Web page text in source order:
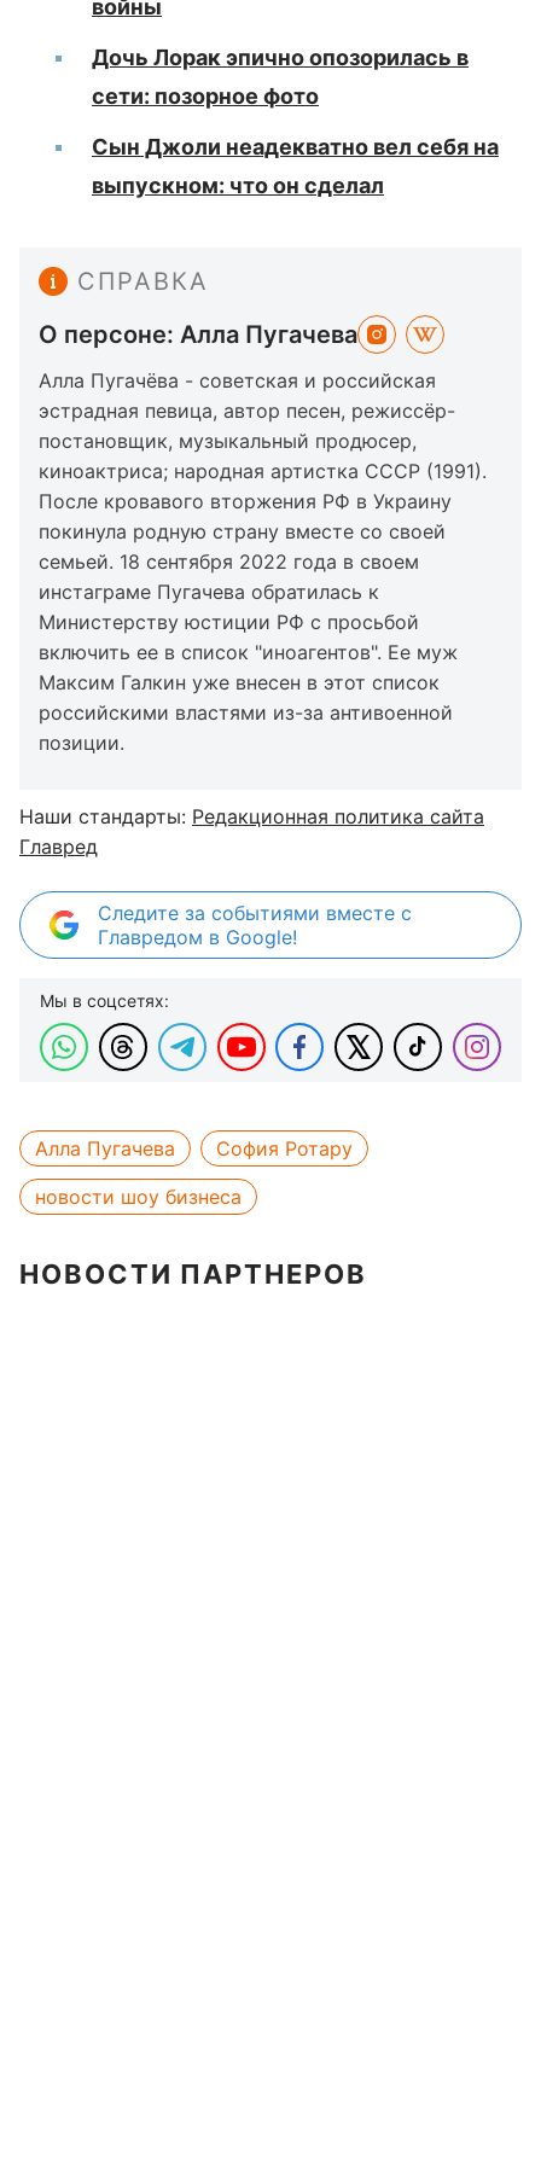
войны
Дочь Лорак эпично опозорилась в
сети: позорное фото
Сын Джоли неадекватно вел себя на
выпускном: что он сделал
СПРАВКА
О персоне: Алла Пугачева
Алла Пугачёва - советская и российская
эстрадная певица, автор песен, режиссёр-
постановщик, музыкальный продюсер,
киноактриса; народная артистка СССР (1991).
После кровавого вторжения РФ в Украину
покинула родную страну вместе со своей
семьей. 18 сентября 2022 года в своем
инстаграме Пугачева обратилась к
Министерству юстиции РФ с просьбой
включить ее в список "иноагентов". Ее муж
Максим Галкин уже внесен в этот список
российскими властями из-за антивоенной
позиции.
Наши стандарты: Редакционная политика сайта
Главред
Следите за событиями вместе с
Главредом в Google!
Мы в соцсетях:
Алла Пугачева
София Ротару
новости шоу бизнеса
НОВОСТИ ПАРТНЕРОВ